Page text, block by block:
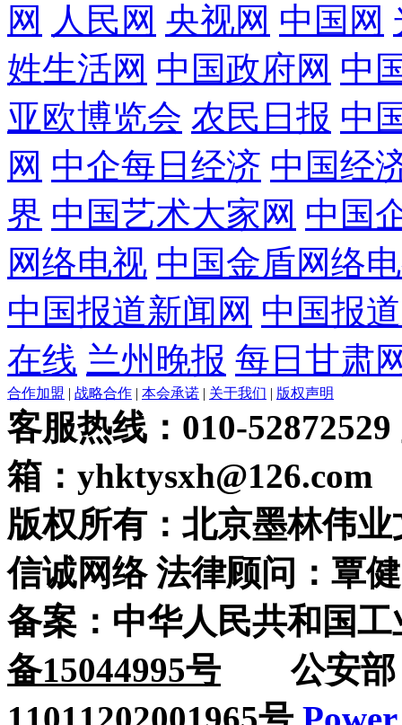
网 人民网 央视网 中国网
姓生活网 中国政府网 中
亚欧博览会 农民日报 中
网 中企每日经济 中国经
界 中国艺术大家网 中国
网络电视 中国金盾网络
中国报道新闻网 中国报
在线 兰州晚报 每日甘肃
合作加盟 | 战略合作 | 本会承诺 | 关于我们 | 版权声明
客服热线：010-
箱：yhktysxh@126.com
版权所有：北京墨林伟
信诚网络 法律顾问：覃健
备案：中华人民共和国
备15044995号公安部：